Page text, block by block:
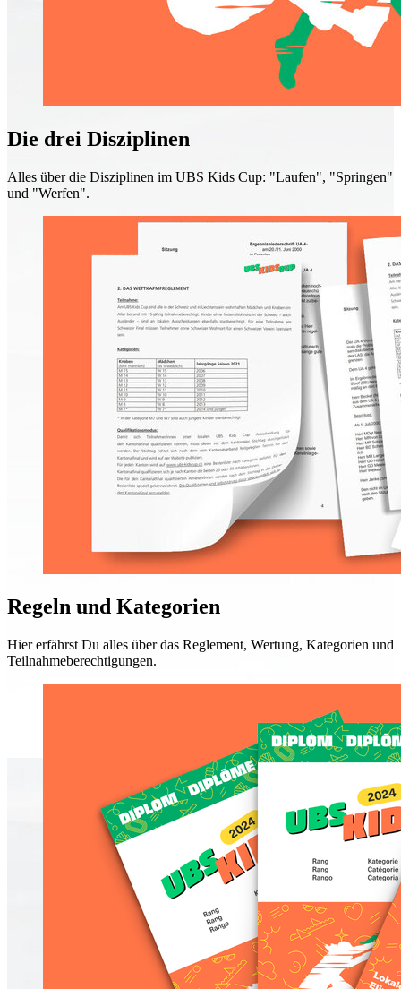
Die drei Disziplinen
Alles über die Disziplinen im UBS Kids Cup: "Laufen", "Springen"
und "Werfen".
Regeln und Kategorien
Hier erfährst Du alles über das Reglement, Wertung, Kategorien und
Teilnahmeberechtigungen.